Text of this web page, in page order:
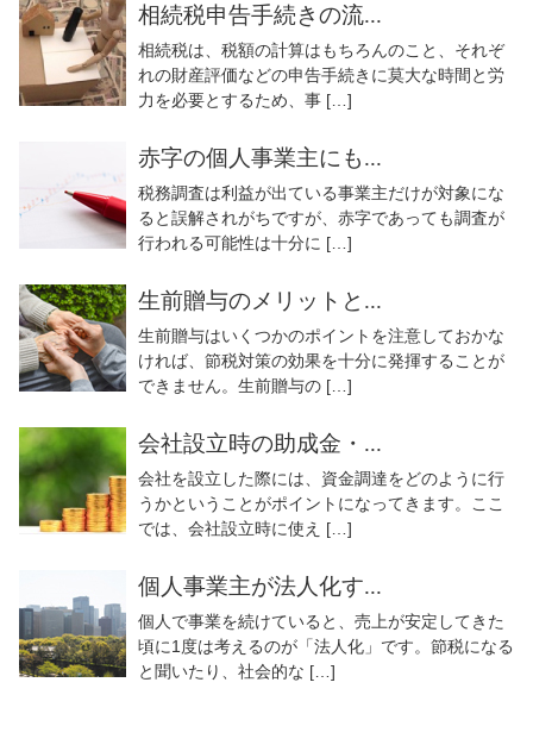
相続税申告手続きの流...
相続税は、税額の計算はもちろんのこと、それぞ
れの財産評価などの申告手続きに莫大な時間と労
力を必要とするため、事 […]
赤字の個人事業主にも...
税務調査は利益が出ている事業主だけが対象にな
ると誤解されがちですが、赤字であっても調査が
行われる可能性は十分に […]
生前贈与のメリットと...
生前贈与はいくつかのポイントを注意しておかな
ければ、節税対策の効果を十分に発揮することが
できません。生前贈与の […]
会社設立時の助成金・...
会社を設立した際には、資金調達をどのように行
うかということがポイントになってきます。ここ
では、会社設立時に使え […]
個人事業主が法人化す...
個人で事業を続けていると、売上が安定してきた
頃に1度は考えるのが「法人化」です。節税になる
と聞いたり、社会的な […]